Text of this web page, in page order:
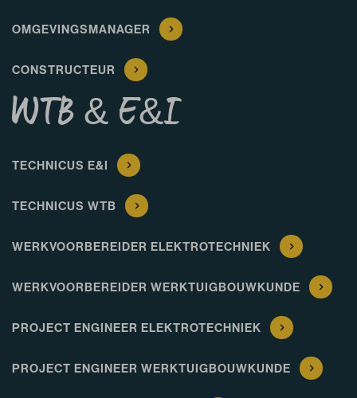
OMGEVINGSMANAGER
CONSTRUCTEUR
WTB & E&I
TECHNICUS E&I
TECHNICUS WTB
WERKVOORBEREIDER ELEKTROTECHNIEK
WERKVOORBEREIDER WERKTUIGBOUWKUNDE
PROJECT ENGINEER ELEKTROTECHNIEK
PROJECT ENGINEER WERKTUIGBOUWKUNDE